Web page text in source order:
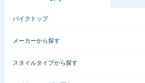
バイクトップ
メーカーから探す
スタイルタイプから探す